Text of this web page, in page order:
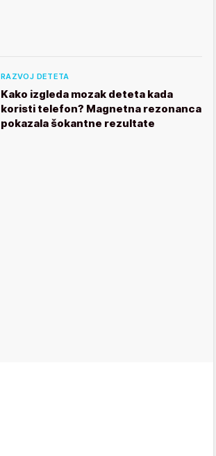
RAZVOJ DETETA
Kako izgleda mozak deteta kada
koristi telefon? Magnetna rezonanca
pokazala šokantne rezultate